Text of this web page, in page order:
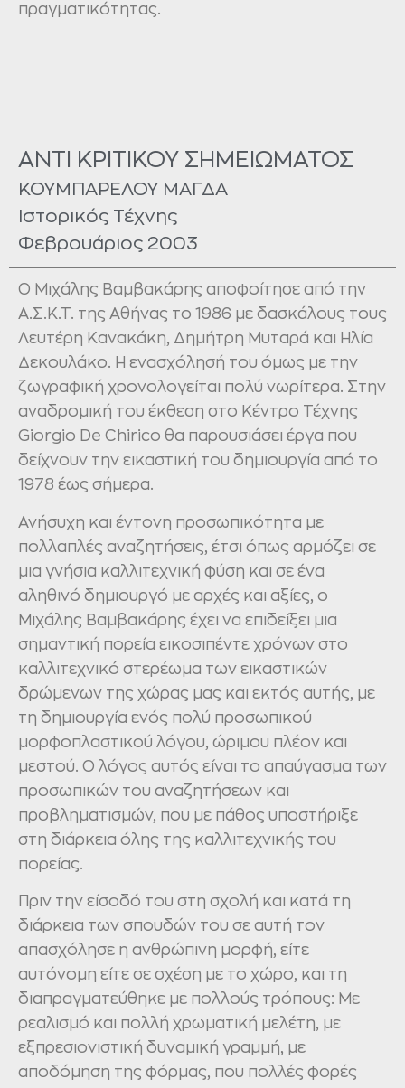
πραγματικότητας.
ΑΝΤΙ ΚΡΙΤΙΚΟΥ ΣΗΜΕΙΩΜΑΤΟΣ
ΚΟΥΜΠΑΡΕΛΟΥ ΜΑΓΔΑ
Ιστορικός Τέχνης
Φεβρουάριος 2003
Ο Μιχάλης Βαμβακάρης αποφοίτησε από την
Α.Σ.Κ.Τ. της Αθήνας το 1986 με δασκάλους τους
Λευτέρη Κανακάκη, Δημήτρη Μυταρά και Ηλία
Δεκουλάκο. Η ενασχόλησή του όμως με την
ζωγραφική χρονολογείται πολύ νωρίτερα. Στην
αναδρομική του έκθεση στο Κέντρο Τέχνης
Giorgio De Chirico θα παρουσιάσει έργα που
δείχνουν την εικαστική του δημιουργία από το
1978 έως σήμερα.
Ανήσυχη και έντονη προσωπικότητα με
πολλαπλές αναζητήσεις, έτσι όπως αρμόζει σε
μια γνήσια καλλιτεχνική φύση και σε ένα
αληθινό δημιουργό με αρχές και αξίες, ο
Μιχάλης Βαμβακάρης έχει να επιδείξει μια
σημαντική πορεία εικοσιπέντε χρόνων στο
καλλιτεχνικό στερέωμα των εικαστικών
δρώμενων της χώρας μας και εκτός αυτής, με
τη δημιουργία ενός πολύ προσωπικού
μορφοπλαστικού λόγου, ώριμου πλέον και
μεστού. Ο λόγος αυτός είναι το απαύγασμα των
προσωπικών του αναζητήσεων και
προβληματισμών, που με πάθος υποστήριξε
στη διάρκεια όλης της καλλιτεχνικής του
πορείας.
Πριν την είσοδό του στη σχολή και κατά τη
διάρκεια των σπουδών του σε αυτή τον
απασχόλησε η ανθρώπινη μορφή, είτε
αυτόνομη είτε σε σχέση με το χώρο, και τη
διαπραγματεύθηκε με πολλούς τρόπους: Με
ρεαλισμό και πολλή χρωματική μελέτη, με
εξπρεσιονιστική δυναμική γραμμή, με
αποδόμηση της φόρμας, που πολλές φορές